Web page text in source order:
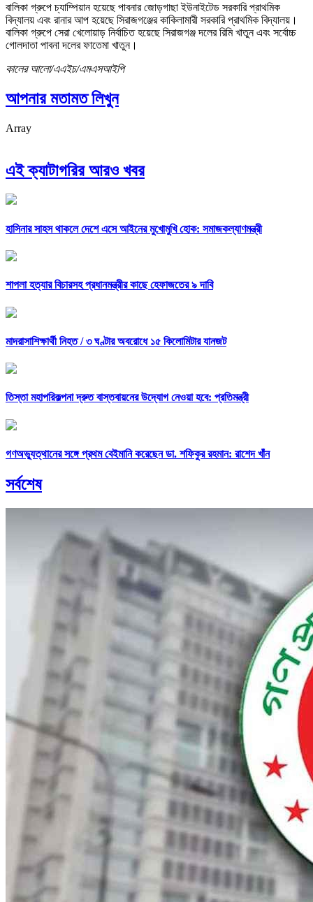
বালিকা গ্রুপে চ্যাম্পিয়ান হয়েছে পাবনার জোড়গাছা ইউনাইটেড সরকারি প্রাথমিক
বিদ্যালয় এবং রানার আপ হয়েছে সিরাজগঞ্জের কাকিলামারী সরকারি প্রাথমিক বিদ্যালয়।
বালিকা গ্রুপে সেরা খেলোয়াড় নির্বাচিত হয়েছে সিরাজগঞ্জ দলের রিমি খাতুন এবং সর্বোচ্চ
গোলদাতা পাবনা দলের ফাতেমা খাতুন।
কালের আলো/এএইচ/এমএসআইপি
আপনার মতামত লিখুন
Array
এই ক্যাটাগরির আরও খবর
হাসিনার সাহস থাকলে দেশে এসে আইনের মুখোমুখি হোক: সমাজকল্যাণমন্ত্রী
শাপলা হত্যার বিচারসহ প্রধানমন্ত্রীর কাছে হেফাজতের ৯ দাবি
মাদরাসাশিক্ষার্থী নিহত /৩ ঘণ্টার অবরোধে ১৫ কিলোমিটার যানজট
তিস্তা মহাপরিকল্পনা দ্রুত বাস্তবায়নের উদ্যোগ নেওয়া হবে: প্রতিমন্ত্রী
গণঅভ্যুত্থানের সঙ্গে প্রথম বেইমানি করেছেন ডা. শফিকুর রহমান: রাশেদ খাঁন
সর্বশেষ